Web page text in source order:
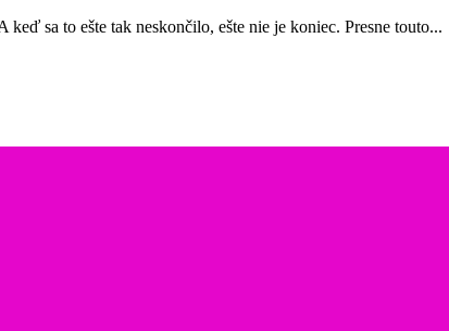
sa to ešte tak neskončilo, ešte nie je koniec. Presne touto...